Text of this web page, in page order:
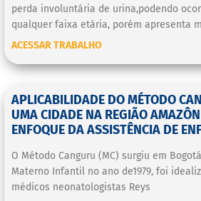
perda involuntária de urina,podendo
qualquer faixa etária, porém apresenta
ACESSAR TRABALHO
APLICABILIDADE DO MÉTODO
UMA CIDADE NA REGIÃO
ENFOQUE DA ASSISTÊNCIA DE
O Método Canguru (MC) surgiu em
Materno Infantil no ano de1979, foi
médicos neonatologistas Reys